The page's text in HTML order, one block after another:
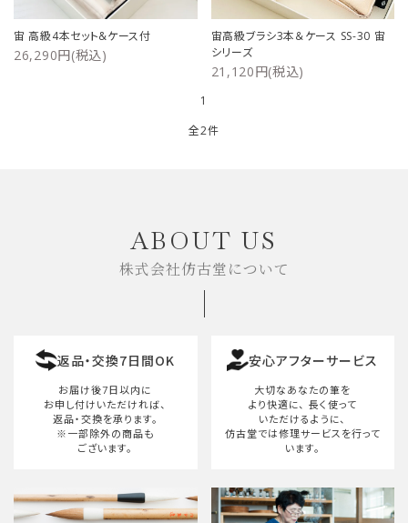
ご利用ガイド
プライバシーポリシー
宙 高級4本セット&ケース付
26,290円(税込)
宙高級ブラシ3本＆ケース SS-30 宙
シリーズ
21,120円(税込)
1
全2件
検索する
ABOUT US
株式会社仿古堂について
返品・交換7日間OK
お届け後7日以内に
お申し付けいただければ、
返品・交換を承ります。
※一部除外の商品も
ございます。
安心アフターサービス
大切なあなたの筆を
より快適に、 長く使って
いただけるように、
仿古堂では修理サービスを行って
います。